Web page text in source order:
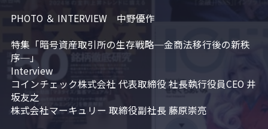
PHOTO ＆ INTERVIEW　中野優作
特集「暗号資産取引所の生存戦略─金商法移行後の新秩
序─」
Interview
コインチェック株式会社 代表取締役 社長執行役員CEO 井
坂友之
株式会社マーキュリー 取締役副社長 藤原崇亮